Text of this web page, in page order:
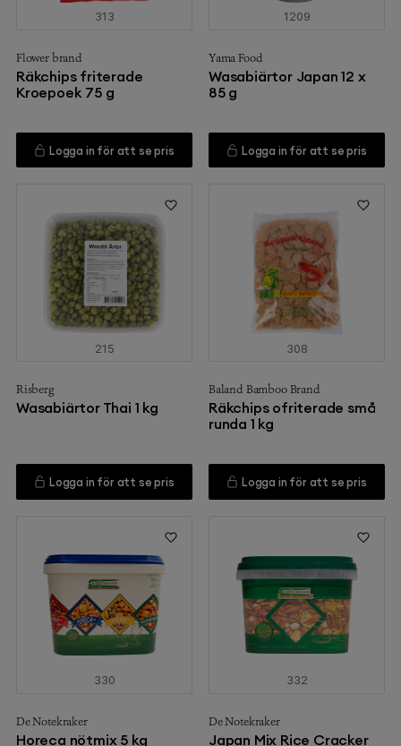
313
Flower brand
Räkchips friterade
Kroepoek 75 g
Logga in för att se pris
1209
Yama Food
Wasabiärtor Japan 12 x
85 g
Logga in för att se pris
215
Risberg
Wasabiärtor Thai 1 kg
Logga in för att se pris
308
Baland Bamboo Brand
Räkchips ofriterade små
runda 1 kg
Logga in för att se pris
330
De Notekraker
Horeca nötmix 5 kg
332
De Notekraker
Japan Mix Rice Cracker